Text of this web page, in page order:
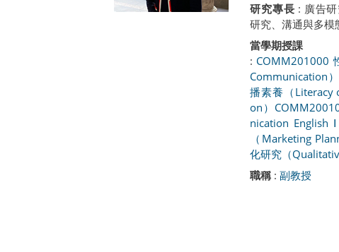
研究專長 : 廣告
研究、溝通與多模
當學期授課
: COMM201000
Communication）
播素養（Literacy
on）
nication English Ⅰ
（Marketing
化研究（
職稱 :副教授